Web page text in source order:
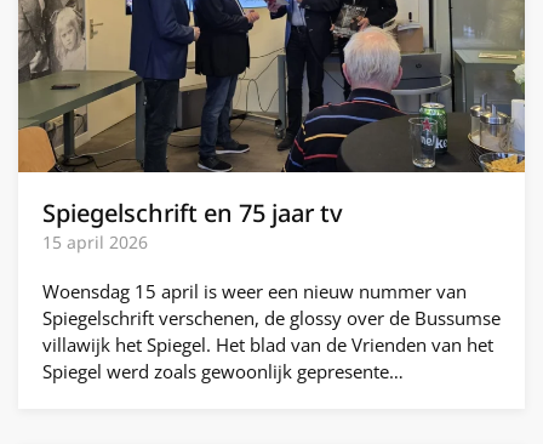
Spiegelschrift en 75 jaar tv
15 april 2026
Woensdag 15 april is weer een nieuw nummer van
Spiegelschrift verschenen, de glossy over de Bussumse
villawijk het Spiegel. Het blad van de Vrienden van het
Spiegel werd zoals gewoonlijk gepresente…